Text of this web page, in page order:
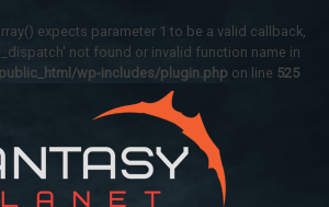
expects parameter 1 to be a valid callback,
not found or invalid function name in
wp-includes/plugin.php on line 525